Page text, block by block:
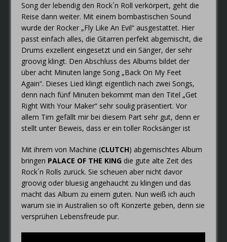
Song der lebendig den Rock´n Roll verkörpert, geht die
Reise dann weiter. Mit einem bombastischen Sound
wurde der Rocker „Fly Like An Evil“ ausgestattet. Hier
passt einfach alles, die Gitarren perfekt abgemischt, die
Drums exzellent eingesetzt und ein Sänger, der sehr
groovig klingt. Den Abschluss des Albums bildet der
über acht Minuten lange Song „Back On My Feet
Again“. Dieses Lied klingt eigentlich nach zwei Songs,
denn nach fünf Minuten bekommt man den Titel „Get
Right With Your Maker“ sehr soulig präsentiert. Vor
allem Tim gefällt mir bei diesem Part sehr gut, denn er
stellt unter Beweis, dass er ein toller Rocksänger ist
Mit ihrem von Machine (CLUTCH) abgemischtes Album
bringen PALACE OF THE KING die gute alte Zeit des
Rock´n Rolls zurück. Sie scheuen aber nicht davor
groovig oder bluesig angehaucht zu klingen und das
macht das Album zu einem guten. Nun weiß ich auch
warum sie in Australien so oft Konzerte geben, denn sie
versprühen Lebensfreude pur.